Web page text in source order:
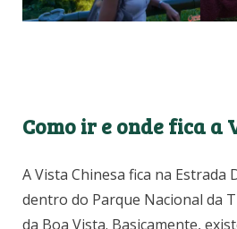
Como ir e onde fica a
A Vista Chinesa fica na Estrada
dentro do Parque Nacional da
da Boa Vista. Basicamente,